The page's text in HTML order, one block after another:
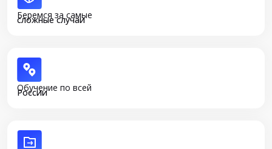
Беремся за самые
сложные случаи
Обучение по всей
России